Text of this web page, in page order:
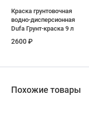
Краска грунтовочная
водно-дисперсионная
Dufa Грунт-краска 9 л
2600 ₽
Похожие товары